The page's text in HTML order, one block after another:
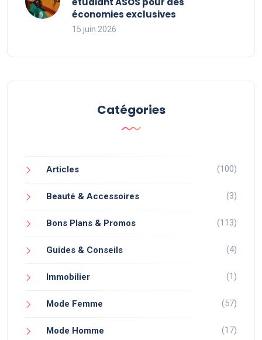
économies exclusives
15 juin 2026
Catégories
Articles (100)
Beauté & Accessoires (3)
Bons Plans & Promos (113)
Guides & Conseils (4)
Immobilier (1)
Mode Femme (57)
Mode Homme (17)